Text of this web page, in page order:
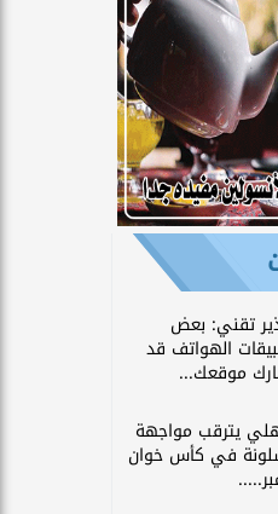
تقني: بعض
الهواتف قد
موقعك...
يترقب مواجهة
في كأس خوان